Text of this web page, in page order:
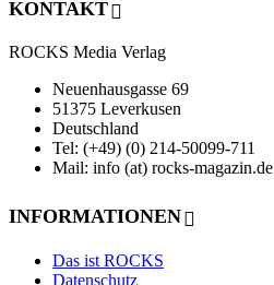
KONTAKT
ROCKS Media Verlag
Neuenhausgasse 69
51375 Leverkusen
Deutschland
Tel: (+49) (0) 214-50099-711
Mail: info (at) rocks-magazin.de
INFORMATIONEN
Das ist ROCKS
Datenschutz